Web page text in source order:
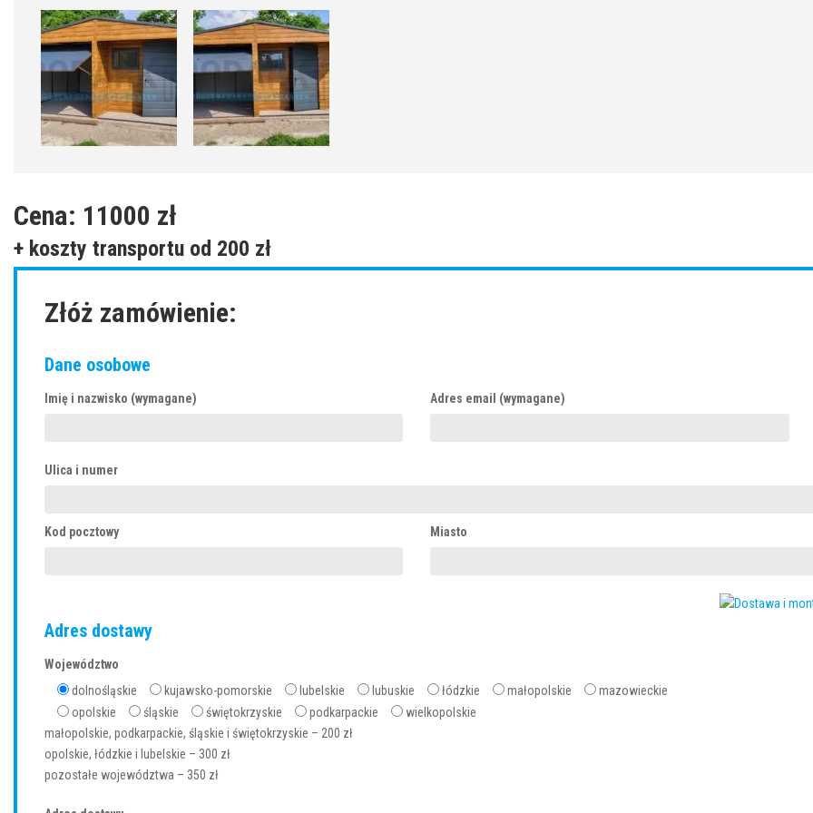
Cena: 11000 zł
+ koszty transportu od 200 zł
Złóż zamówienie:
Dane osobowe
Imię i nazwisko (wymagane) Adres email (wymagane)
Ulica i numer
Kod pocztowy Miasto
Adres dostawy
Województwo
dolnośląskie
kujawsko-pomorskie lubelskie lubuskie łódzkie małopolskie
mazowieckie
opolskie
śląskie świętokrzyskie podkarpackie
wielkopolskie
małopolskie, podkarpackie, śląskie i świętokrzyskie – 200 zł
opolskie, łódzkie i lubelskie – 300 zł
pozostałe województwa – 350 zł